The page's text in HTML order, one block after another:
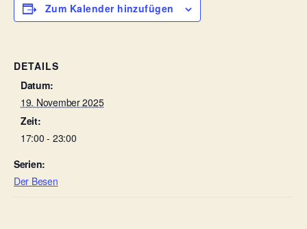
Zum Kalender hinzufügen
DETAILS
Datum:
19. November 2025
Zeit:
17:00 - 23:00
Serien:
Der Besen